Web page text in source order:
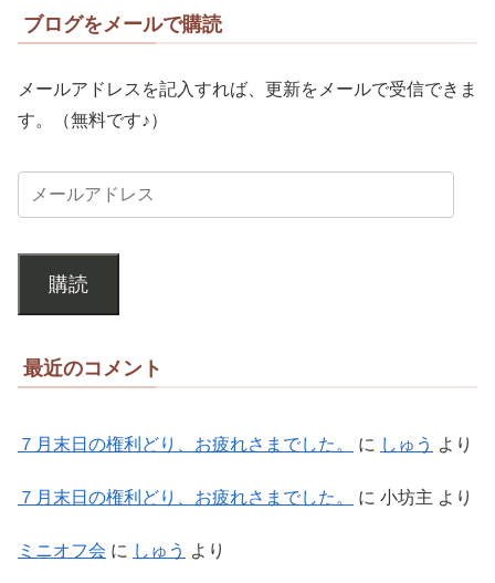
ブログをメールで購読
メールアドレスを記入すれば、更新をメールで受信できま
す。（無料です♪）
購読
最近のコメント
７月末日の権利どり、お疲れさまでした。 に しゅう より
７月末日の権利どり、お疲れさまでした。 に 小坊主 より
ミニオフ会 に しゅう より